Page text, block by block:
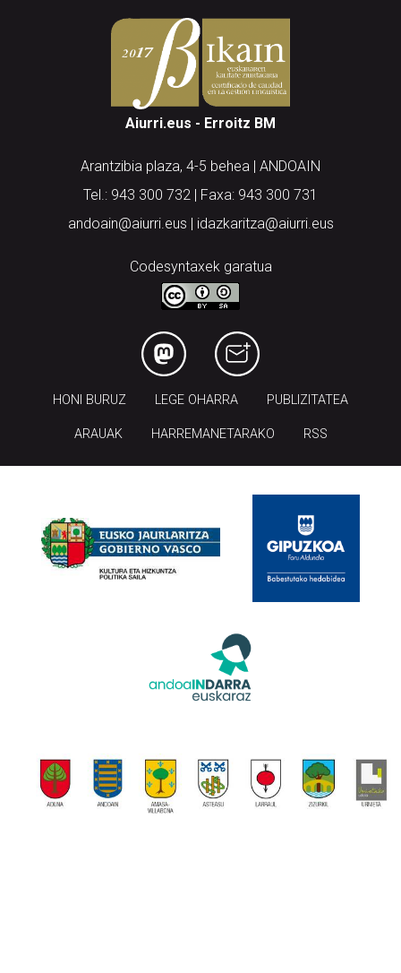
Aiurri.eus - Erroitz BM
Arantzibia plaza, 4-5 behea | ANDOAIN
Tel.: 943 300 732 | Faxa: 943 300 731
andoain@aiurri.eus | idazkaritza@aiurri.eus
Codesyntaxek garatua
HONI BURUZ LEGE OHARRA PUBLIZITATEA
ARAUAK HARREMANETARAKO RSS